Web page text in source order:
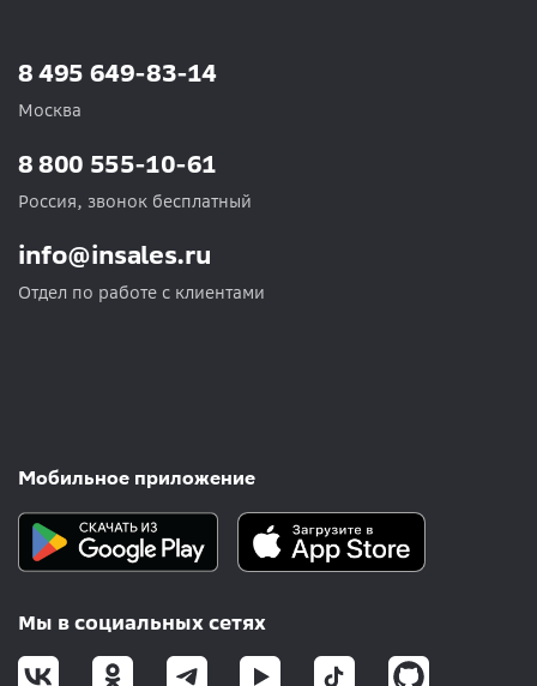
8 495 649-83-14
Москва
info@insales.ru
Отдел по работе с клиентами
8 800 555-10-61
Россия, звонок бесплатный
Мобильное приложение
Мы в социальных сетях